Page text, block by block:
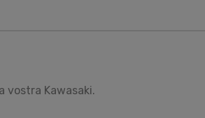
vostra Kawasaki.